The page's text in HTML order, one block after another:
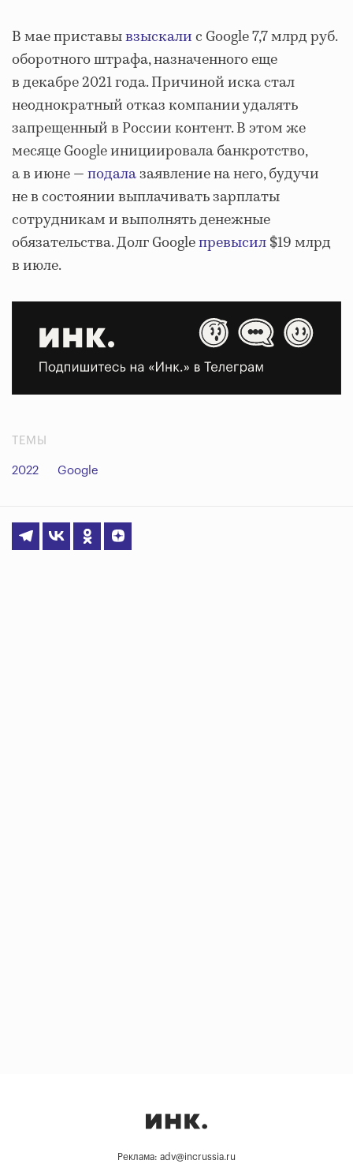
В мае приставывзыскалис Google 7,7 млрд руб.
оборотного штрафа, назначенного еще
в декабре 2021 года. Причиной иска стал
неоднократный отказ компании удалять
запрещенный в России контент. В этом же
месяце Google инициировала банкротство,
а в июне —подалазаявление на него, будучи
не в состоянии выплачивать зарплаты
сотрудникам и выполнять денежные
обязательства. Долг Googleпревысил$19 млрд
в июле.
ТЕМЫ
2022 Google
Реклама: adv@incrussia.ru